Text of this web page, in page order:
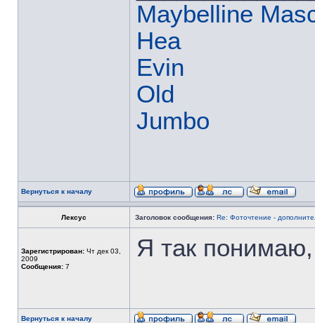
Maybelline
Hea
Evin
Old
Jumbo
Вернуться к началу
Лексус Заголовок сообщения: Re: Фоточтение -
Зарегистрирован: Чт дек 03,
2009
Сообщения: 7
Я так понимаю,
Вернуться к началу